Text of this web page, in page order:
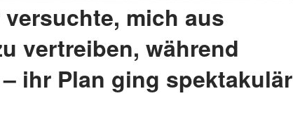
mich aus
vertreiben, während
ihr Plan ging spektakulär